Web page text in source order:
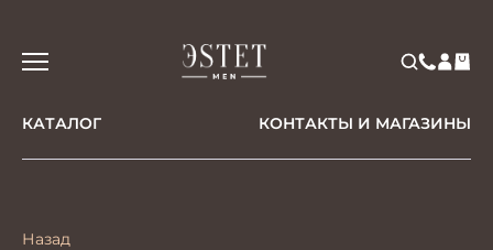
КАТАЛОГ КОНТАКТЫ И МАГАЗИНЫ
Назад